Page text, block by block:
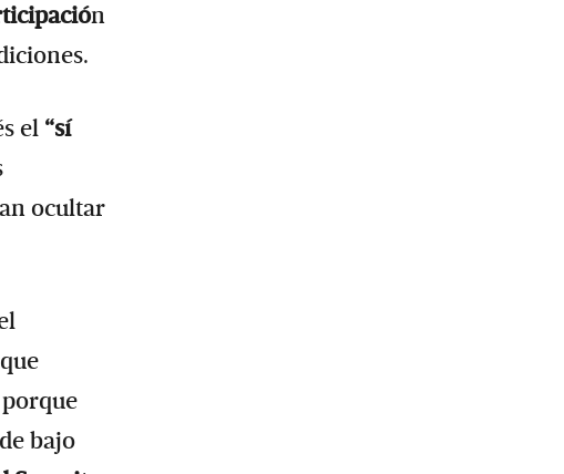
n
el “sí
ocultar
bajo